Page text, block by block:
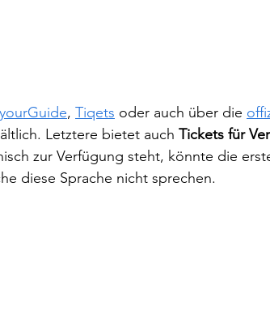
, Tiqets oder auch über die
Letztere bietet auch Tickets für
zur Verfügung steht, könnte die
diese Sprache nicht sprechen.